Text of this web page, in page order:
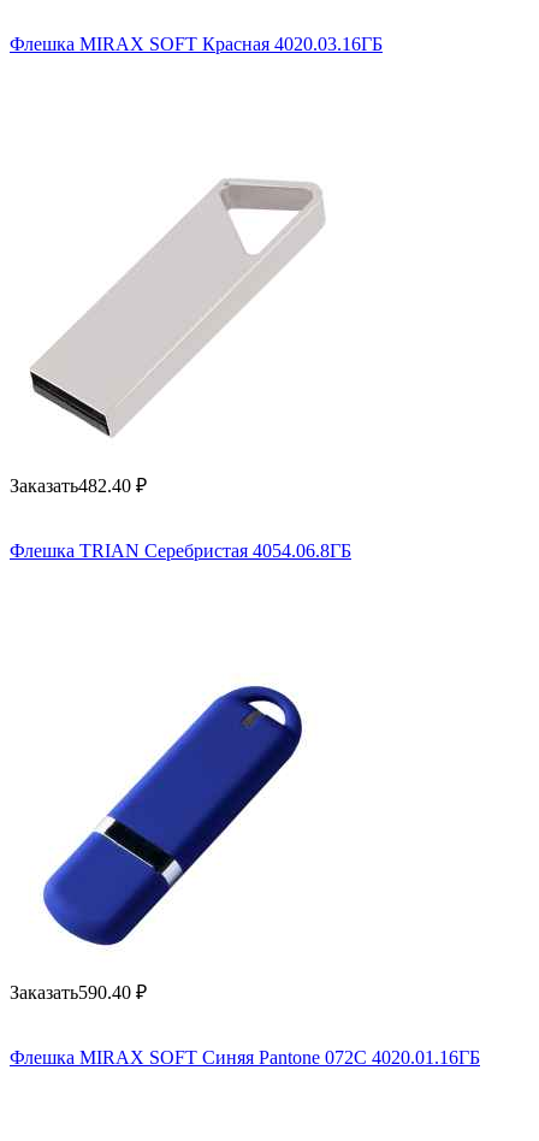
Флешка MIRAX SOFT Красная 4020.03.16ГБ
Заказать482.40 ₽
Флешка TRIAN Серебристая 4054.06.8ГБ
Заказать590.40 ₽
Флешка MIRAX SOFT Синяя Pantone 072C 4020.01.16ГБ